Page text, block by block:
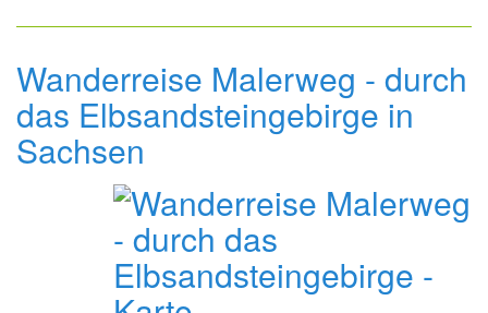
Wanderreise Malerweg - durch
das Elbsandsteingebirge in
Sachsen